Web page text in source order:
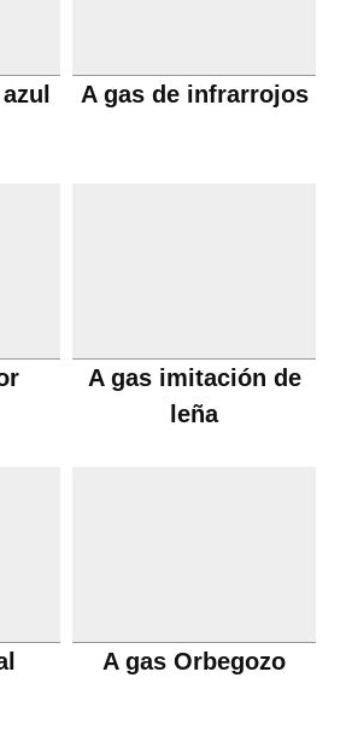
A gas de infrarrojos
A gas imitación de
leña
A gas Orbegozo